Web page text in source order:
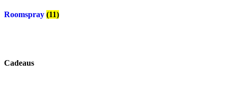
Roomspray (11)
Cadeaus